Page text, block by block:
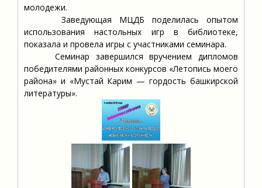
молодежи.
Заведующая МЦДБ поделилась опытом
использования настольных игр в библиотеке,
показала и провела игры с участниками семинара.
Семинар завершился вручением дипломов
победителями районных конкурсов «Летопись моего
района» и «Мустай Карим — гордость башкирской
литературы».